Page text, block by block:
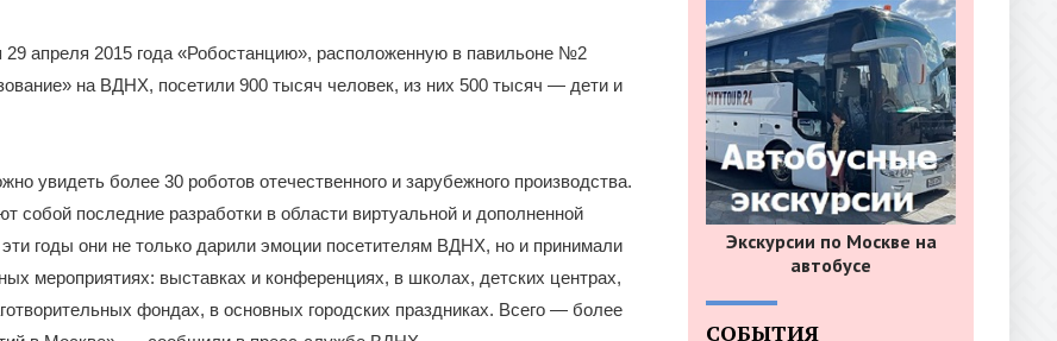
апреля 2015 года «Робостанцию», расположенную в павильоне №2
на ВДНХ, посетили 900 тысяч человек, из них 500 тысяч — дети и
увидеть более 30 роботов отечественного и зарубежного производства.
собой последние разработки в области виртуальной и дополненной
годы они не только дарили эмоции посетителям ВДНХ, но и принимали
мероприятиях: выставках и конференциях, в школах, детских центрах,
фондах, в основных городских праздниках. Всего — более
Экскурсии по Москве на
автобусе
СОБЫТИЯ